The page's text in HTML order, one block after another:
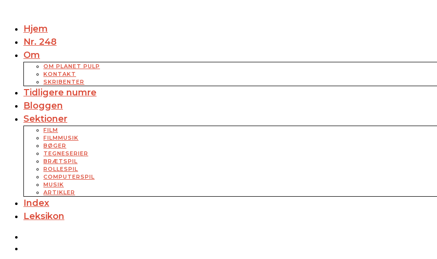
Hjem
Nr. 248
Om
OM PLANET PULP
KONTAKT
SKRIBENTER
Tidligere numre
Bloggen
Sektioner
FILM
FILMMUSIK
BØGER
TEGNESERIER
BRÆTSPIL
ROLLESPIL
COMPUTERSPIL
MUSIK
ARTIKLER
Index
Leksikon